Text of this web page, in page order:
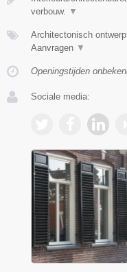
verbouw. ▼
Architectonisch
Aanvragen ▼
Openingstijden
Sociale media: